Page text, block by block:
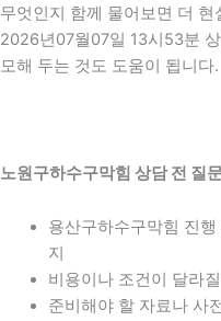
무엇인지 함께 물어보면 더
2026년07월07일 13시53분
모해 두는 것도 도움이 됩니다.
노원구하수구막힘 상담 전
용산구하수구막힘 진
지
비용이나 조건이 달라
준비해야 할 자료나 사